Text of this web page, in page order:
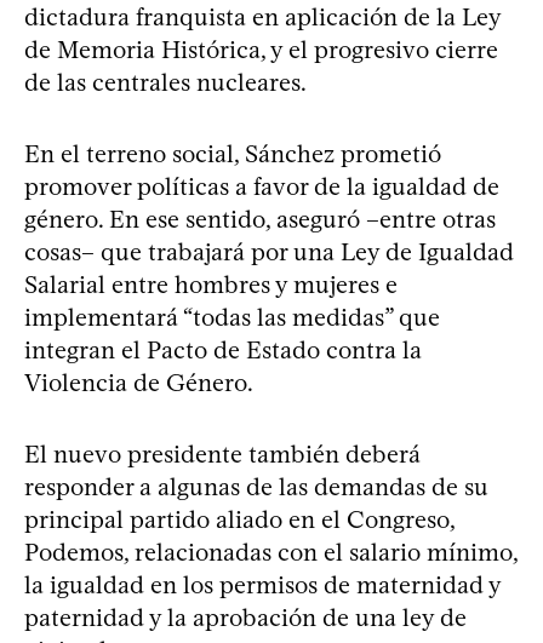
dictadura franquista en aplicación de la Ley
de Memoria Histórica, y el progresivo cierre
de las centrales nucleares.
En el terreno social, Sánchez prometió
promover políticas a favor de la igualdad de
género. En ese sentido, aseguró –entre otras
cosas– que trabajará por una Ley de Igualdad
Salarial entre hombres y mujeres e
implementará “todas las medidas” que
integran el Pacto de Estado contra la
Violencia de Género.
El nuevo presidente también deberá
responder a algunas de las demandas de su
principal partido aliado en el Congreso,
Podemos, relacionadas con el salario mínimo,
la igualdad en los permisos de maternidad y
paternidad y la aprobación de una ley de